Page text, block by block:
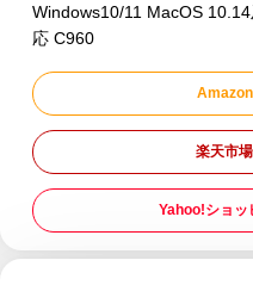
Windows10/11 MacOS
応 C960
楽天市
Yahoo!ショッ